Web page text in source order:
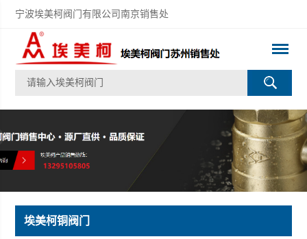
宁波埃美柯阀门有限公司南京销售处
埃美柯铜阀门